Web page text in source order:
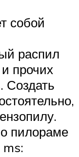
собой
распил
прочих
Создать
пилораме